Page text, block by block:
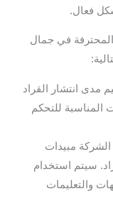
فعال.
في جمال
مدى انتشار القراد
المناسبة للتحكم
مبيدات
سيتم استخدام
والتعليمات